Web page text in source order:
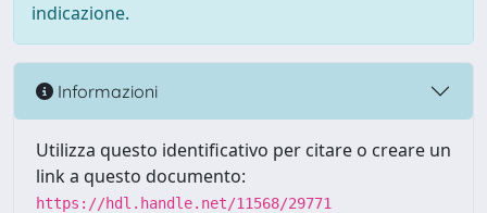
indicazione.
Informazioni
Utilizza questo identificativo per citare o creare un
link a questo documento:
https://hdl.handle.net/11568/29771